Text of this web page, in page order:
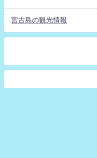
宮古島の観光情報